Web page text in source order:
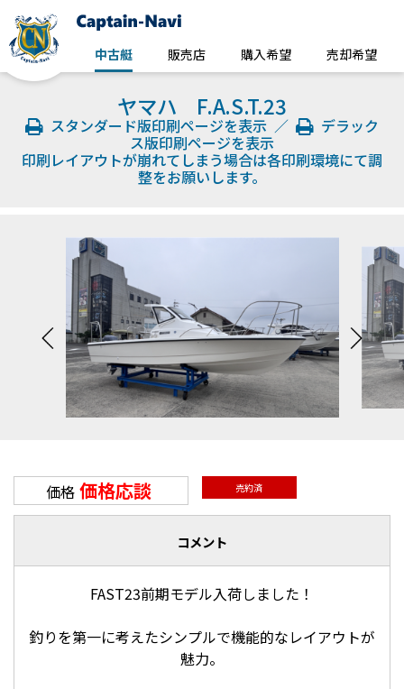
中古艇 販売店 購入希望 売却希望
ヤマハ F.A.S.T.23
スタンダード版印刷ページを表示 ／
デラック
ス版印刷ページを表示
印刷レイアウトが崩れてしまう場合は各印刷環境にて調
整をお願いします。
価格 価格応談 売約済
コメント
FAST23前期モデル入荷しました！
釣りを第一に考えたシンプルで機能的なレイアウトが
魅力。